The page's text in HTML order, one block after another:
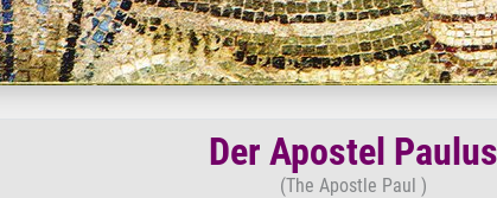
Der Apostel Paulus
(The Apostle Paul )